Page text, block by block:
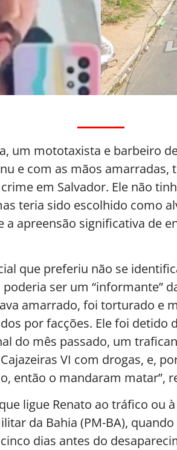
um mototaxista e barbeiro
e com as mãos
em Salvador. Ele não
teria sido escolhido como
a apreensão significativa de
que preferiu não se
ser um “informante”
amarrado, foi torturado e
por facções. Ele foi detido
do mês passado, um
VI com drogas, e,
então o mandaram matar”,
ligue Renato ao tráfico ou
da Bahia (PM-BA),
dias antes do